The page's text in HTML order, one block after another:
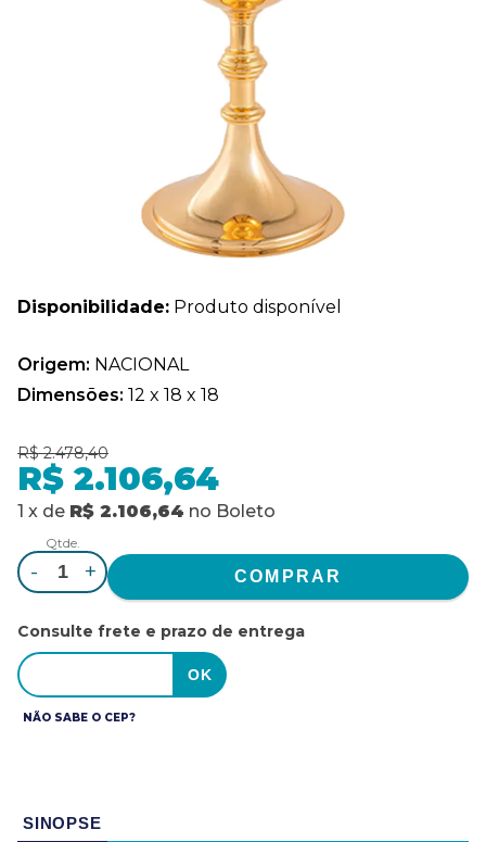
Disponibilidade: Produto disponível
Origem: NACIONAL
Dimensões: 12 x 18 x 18
R$ 2.478,40
R$ 2.106,64
1 x de R$ 2.106,64 no Boleto
Qtde.
- +
Consulte frete e prazo de entrega
NÃO SABE O CEP?
SINOPSE